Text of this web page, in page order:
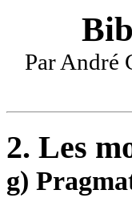
Par André
2. Les
g)